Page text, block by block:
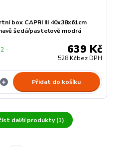
box CAPRI III 40x38x61cm
šedá/pastelově modrá
639 Kč
528 Kčbez DPH
-
Přidat do košíku
další produkty (1)